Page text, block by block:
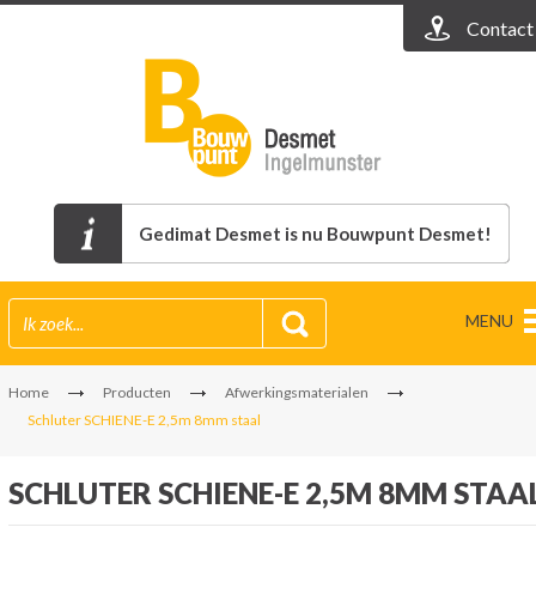
Contact
Gedimat Desmet is nu Bouwpunt Desmet!
MENU
Home Producten
Afwerkingsmaterialen
Schluter SCHIENE-E 2,5m 8mm staal
SCHLUTER SCHIENE-E 2,5M 8MM